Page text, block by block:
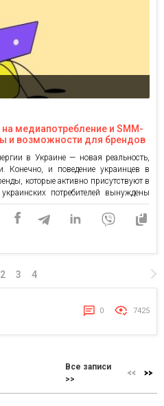
медиапотребление и SMM-
и возможности для брендов
в Украине — новая реальность,
и поведение украинцев в
которые активно присутствуют в
потребителей вынуждены
чтобы оставаться эффективными в
Для определения, каким образом
SMM-показатели (охват, вовлечение
2 3 4
0 7425
Все записи
>>